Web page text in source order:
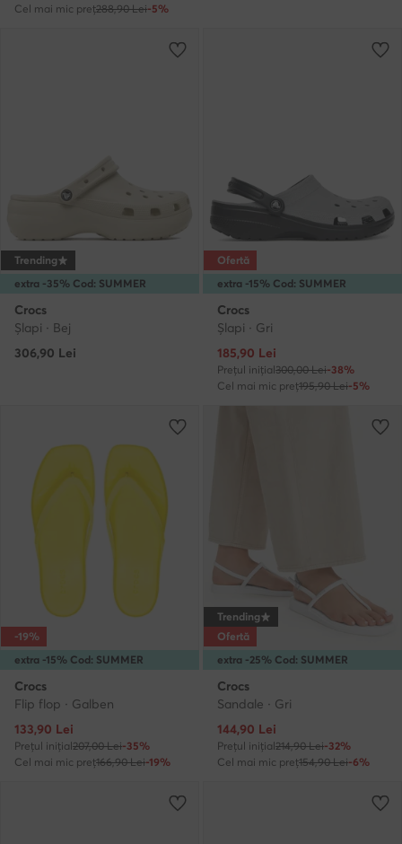
Cel mai mic preț288,90 Lei-5%
extra -35% Cod: SUMMER
Trending
Crocs
Şlapi · Bej
306,90 Lei
extra -15% Cod: SUMMER
Ofertă
Crocs
Şlapi · Gri
Prețul actual
185,90 Lei
Prețul inițial300,00 Lei-38%
Cel mai mic preț195,90 Lei-5%
extra -15% Cod: SUMMER
-19%
Crocs
Flip flop · Galben
Prețul actual
133,90 Lei
Prețul inițial207,00 Lei-35%
Cel mai mic preț166,90 Lei-19%
extra -25% Cod: SUMMER
Trending
Ofertă
Crocs
Sandale · Gri
Prețul actual
144,90 Lei
Prețul inițial214,90 Lei-32%
Cel mai mic preț154,90 Lei-6%